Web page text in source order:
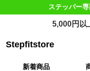
ステッパー
5,000円以
Stepfitstore
新着商品